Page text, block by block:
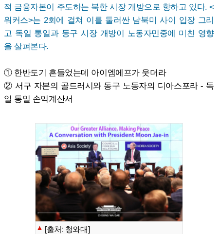
적 금융자본이 주도하는 북한 시장 개방으로 향하고 있다. <
워커스>는 2회에 걸쳐 이를 둘러싼 남북미 사이 입장 그리
고 독일 통일과 동구 시장 개방이 노동자민중에 미친 영향
을 살펴본다.
① 한반도기 흔들었는데 아이엠에프가 웃더라
② 서구 자본의 골드러시와 동구 노동자의 디아스포라 - 독
일 통일 손익계산서
[출처: 청와대]